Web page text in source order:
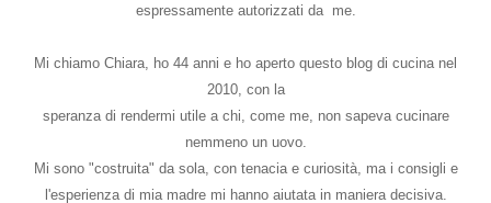
espressamente autorizzati da me.
Mi chiamo Chiara, ho 44 anni e ho aperto questo blog di cucina nel
2010, con la
speranza di rendermi utile a chi, come me, non sapeva cucinare
nemmeno un uovo.
Mi sono "costruita" da sola, con tenacia e curiosità, ma i consigli e
l'esperienza di mia madre mi hanno aiutata in maniera decisiva.